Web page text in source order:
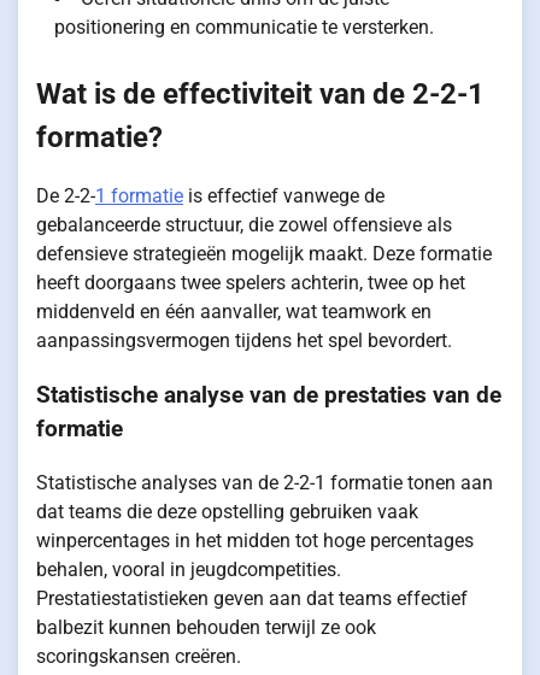
positionering en communicatie te versterken.
Wat is de effectiviteit van de 2-2-1
formatie?
De 2-2-1 formatie is effectief vanwege de
gebalanceerde structuur, die zowel offensieve als
defensieve strategieën mogelijk maakt. Deze formatie
heeft doorgaans twee spelers achterin, twee op het
middenveld en één aanvaller, wat teamwork en
aanpassingsvermogen tijdens het spel bevordert.
Statistische analyse van de prestaties van de
formatie
Statistische analyses van de 2-2-1 formatie tonen aan
dat teams die deze opstelling gebruiken vaak
winpercentages in het midden tot hoge percentages
behalen, vooral in jeugdcompetities.
Prestatiestatistieken geven aan dat teams effectief
balbezit kunnen behouden terwijl ze ook
scoringskansen creëren.